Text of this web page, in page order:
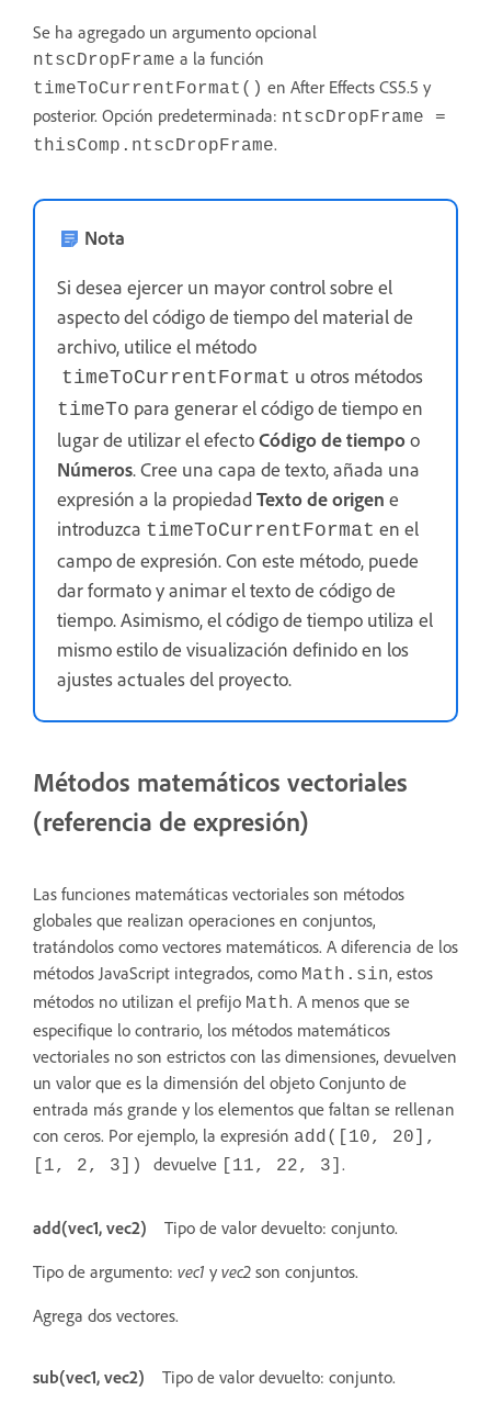
Se ha agregado un argumento opcional
ntscDropFrame a la función
timeToCurrentFormat() en After Effects CS5.5 y
posterior. Opción predeterminada: ntscDropFrame =
thisComp.ntscDropFrame.
Nota
Si desea ejercer un mayor control sobre el
aspecto del código de tiempo del material de
archivo, utilice el método
timeToCurrentFormat u otros métodos
timeTo para generar el código de tiempo en
lugar de utilizar el efectoCódigo de tiempoo
Números. Cree una capa de texto, añada una
expresión a la propiedadTexto de origen e
introduzca timeToCurrentFormat en el
campo de expresión. Con este método, puede
dar formato y animar el texto de código de
tiempo. Asimismo, el código de tiempo utiliza el
mismo estilo de visualización definido en los
ajustes actuales del proyecto.
Métodos matemáticos vectoriales
(referencia de expresión)
Las funciones matemáticas vectoriales son métodos
globales que realizan operaciones en conjuntos,
tratándolos como vectores matemáticos. A diferencia de los
métodos JavaScript integrados, como Math.sin, estos
métodos no utilizan el prefijo Math. A menos que se
especifique lo contrario, los métodos matemáticos
vectoriales no son estrictos con las dimensiones, devuelven
un valor que es la dimensión del objeto Conjunto de
entrada más grande y los elementos que faltan se rellenan
con ceros. Por ejemplo, la expresión add([10, 20],
[1, 2, 3]) devuelve [11, 22, 3] .
add(vec1, vec2)
Tipo de valor devuelto: conjunto.
Tipo de argumento: vec1 y vec2 son conjuntos.
Agrega dos vectores.
sub(vec1, vec2)
Tipo de valor devuelto: conjunto.